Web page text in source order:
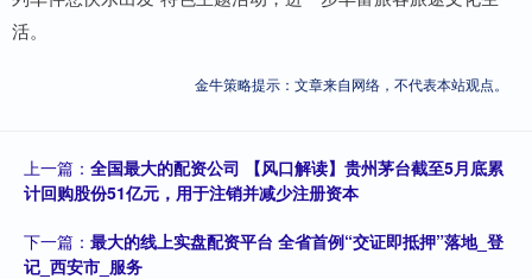
活。
金牛策略提示：文章来自网络，不代表本站观点。
上一篇： 全国最大的配资公司 【风口解读】贵州茅台截至5月底累
计回购股份51亿元，用于注销并减少注册资本
下一篇： 最大的线上实盘配资平台 全省首例“交证即抵押”落地_登
记_西安市_服务